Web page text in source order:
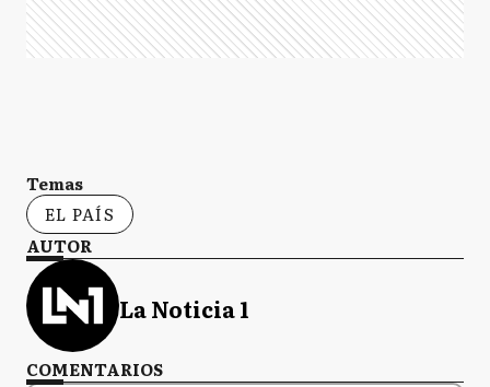
Temas
EL PAÍS
AUTOR
La Noticia 1
COMENTARIOS